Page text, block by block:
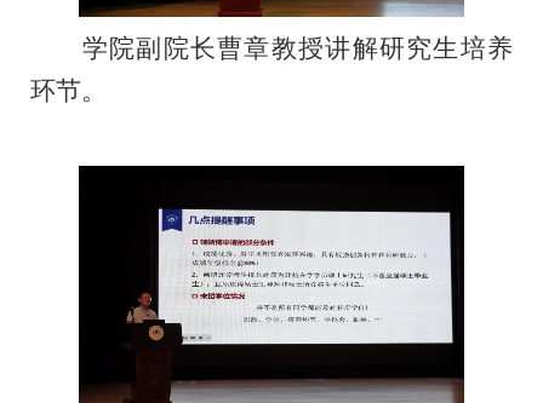
学院副院长曹章教授讲解研究生培养
环节。